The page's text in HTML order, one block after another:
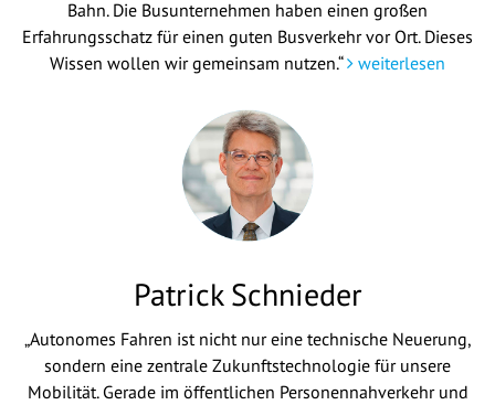
Bahn. Die Busunternehmen haben einen großen
Erfahrungsschatz für einen guten Busverkehr vor Ort. Dieses
Wissen wollen wir gemeinsam nutzen.“
weiterlesen
Patrick Schnieder
„Autonomes Fahren ist nicht nur eine technische Neuerung,
sondern eine zentrale Zukunftstechnologie für unsere
Mobilität. Gerade im öffentlichen Personennahverkehr und